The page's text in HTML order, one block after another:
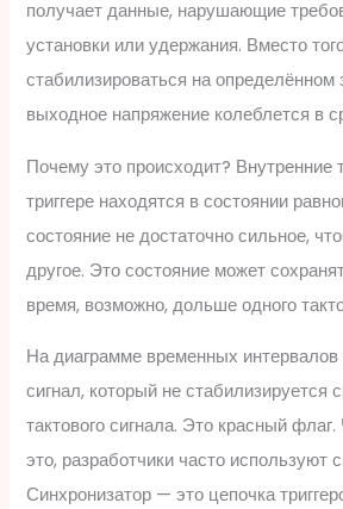
получает данные, нарушающие
установки или удержания. Вместо
стабилизироваться на определённом
выходное напряжение колеблется в
Почему это происходит? Внутренние
триггере находятся в состоянии
состояние не достаточно сильное,
другое. Это состояние может
время, возможно, дольше одного
На диаграмме временных
сигнал, который не стабилизируется
тактового сигнала. Это красный
это, разработчики часто используют
Синхронизатор — это цепочка